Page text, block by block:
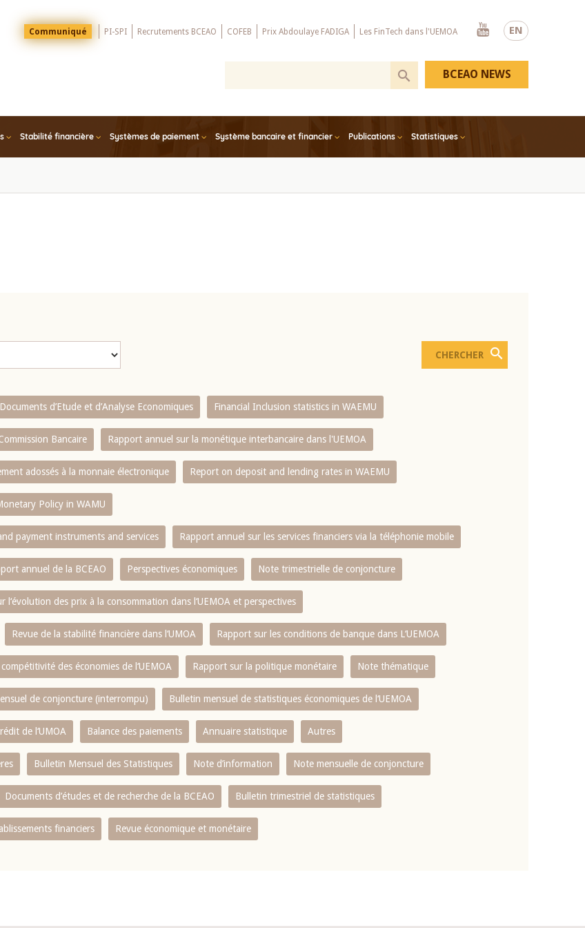
EN
Menu
Top
Communiqué PI-SPI Recrutements BCEAO COFEB Prix Abdoulaye FADIGA Les FinTech dans l'UEMOA
Youtube
Stabilité financière Systèmes de paiement Système bancaire et financier Publications Statistiques
BCEAO NEWS
Documents d’Etude et d’Analyse Economiques Financial Inclusion statistics in WAEMU
Bancaire Rapport annuel sur la monétique interbancaire dans l'UEMOA
adossés à la monnaie électronique Report on deposit and lending rates in WAEMU
Policy in WAMU
payment instruments and services Rapport annuel sur les services financiers via la téléphonie mobile
annuel de la BCEAO Perspectives économiques Note trimestrielle de conjoncture
l‘évolution des prix à la consommation dans l‘UEMOA et perspectives
Revue de la stabilité financière dans l‘UMOA Rapport sur les conditions de banque dans L‘UEMOA
des économies de l‘UEMOA Rapport sur la politique monétaire Note thématique
de conjoncture (interrompu) Bulletin mensuel de statistiques économiques de l‘UEMOA
de l‘UMOA Balance des paiements Annuaire statistique Autres
Bulletin Mensuel des Statistiques Note d’information Note mensuelle de conjoncture
Documents d’études et de recherche de la BCEAO Bulletin trimestriel de statistiques
financiers Revue économique et monétaire